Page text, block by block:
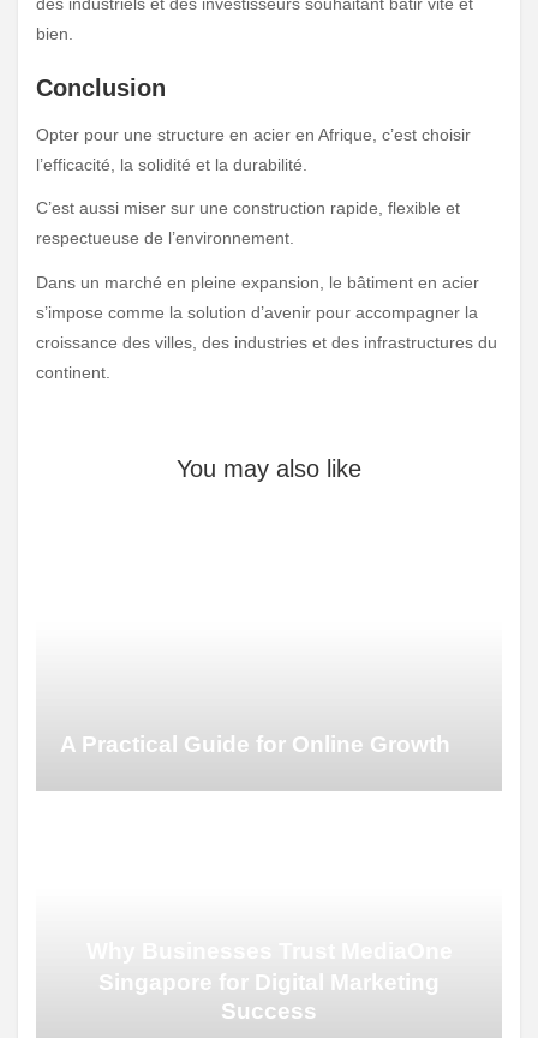
bien.
Conclusion
Opter pour une structure en acier en Afrique, c’est choisir
l’efficacité, la solidité et la durabilité.
C’est aussi miser sur une construction rapide, flexible et
respectueuse de l’environnement.
Dans un marché en pleine expansion, le bâtiment en acier
s’impose comme la solution d’avenir pour accompagner la
croissance des villes, des industries et des infrastructures du
continent.
You may also like
A Practical Guide for Online Growth
Singapore for Digital Marketing
Success